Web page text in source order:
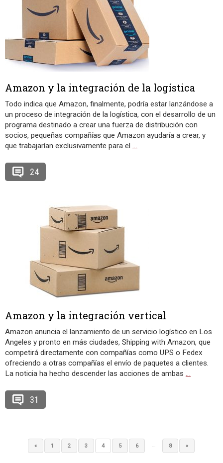
Amazon y la integración de la logística
Todo indica que Amazon, finalmente, podría estar lanzándose a
un proceso de integración de la logística, con el desarrollo de un
programa destinado a crear una fuerza de distribución con
socios, pequeñas compañías que Amazon ayudaría a crear, y
que trabajarían exclusivamente para el …
24
Amazon y la integración vertical
Amazon anuncia el lanzamiento de un servicio logístico en Los
Angeles y pronto en más ciudades, Shipping with Amazon, que
competirá directamente con compañías como UPS o Fedex
ofreciendo a otras compañías el envío de paquetes a clientes.
La noticia ha hecho descender las acciones de ambas …
31
« 1 2 3 4 5 6 … 8 »